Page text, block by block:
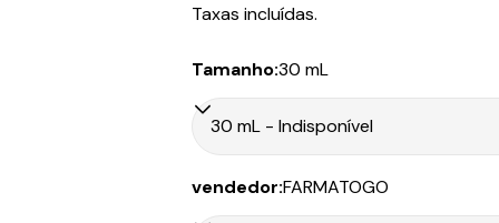
Taxas incluídas.
Tamanho:30 mL
vendedor:FARMATOGO